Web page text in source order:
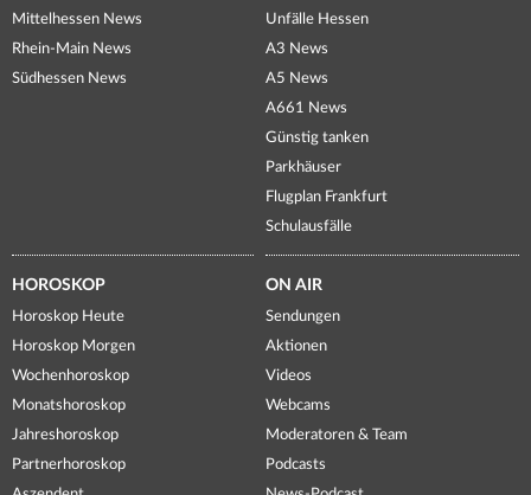
Mittelhessen News
Rhein-Main News
Südhessen News
Unfälle Hessen
A3 News
A5 News
A661 News
Günstig tanken
Parkhäuser
Flugplan Frankfurt
Schulausfälle
HOROSKOP
Horoskop Heute
Horoskop Morgen
Wochenhoroskop
Monatshoroskop
Jahreshoroskop
Partnerhoroskop
ON AIR
Sendungen
Aktionen
Videos
Webcams
Moderatoren & Team
Podcasts